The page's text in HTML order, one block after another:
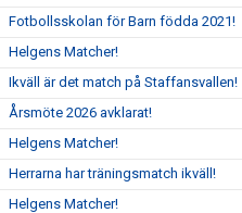
Fotbollsskolan för Barn födda 2021!
Helgens Matcher!
Ikväll är det match på Staffansvallen!
Årsmöte 2026 avklarat!
Helgens Matcher!
Herrarna har träningsmatch ikväll!
Helgens Matcher!